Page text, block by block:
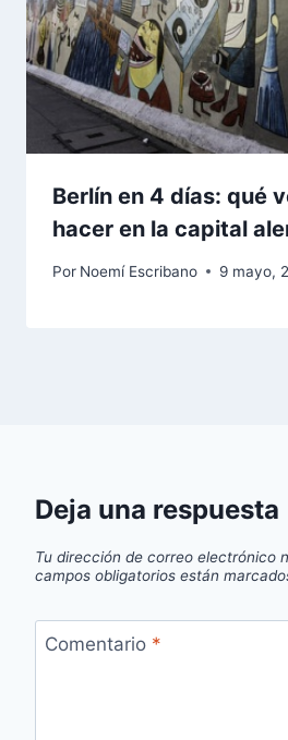
Berlín en 4 días: qué
hacer en la capital
Por Noemí Escribano 9 mayo,
Deja una respuesta
Tu dirección de correo electrónico
campos obligatorios están
Comentario *